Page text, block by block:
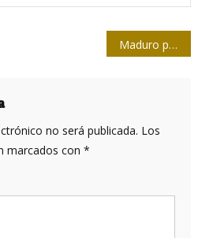
Maduro presenta pruebas del intento de magnicidio
no será publicada. Los
marcados con *